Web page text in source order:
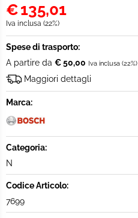
€135,01
Iva inclusa (22%)
Spese di trasporto:
A partire da € 50,00 Iva inclusa (22%)
Maggiori dettagli
Marca:
Categoria:
N
Codice Articolo:
7699